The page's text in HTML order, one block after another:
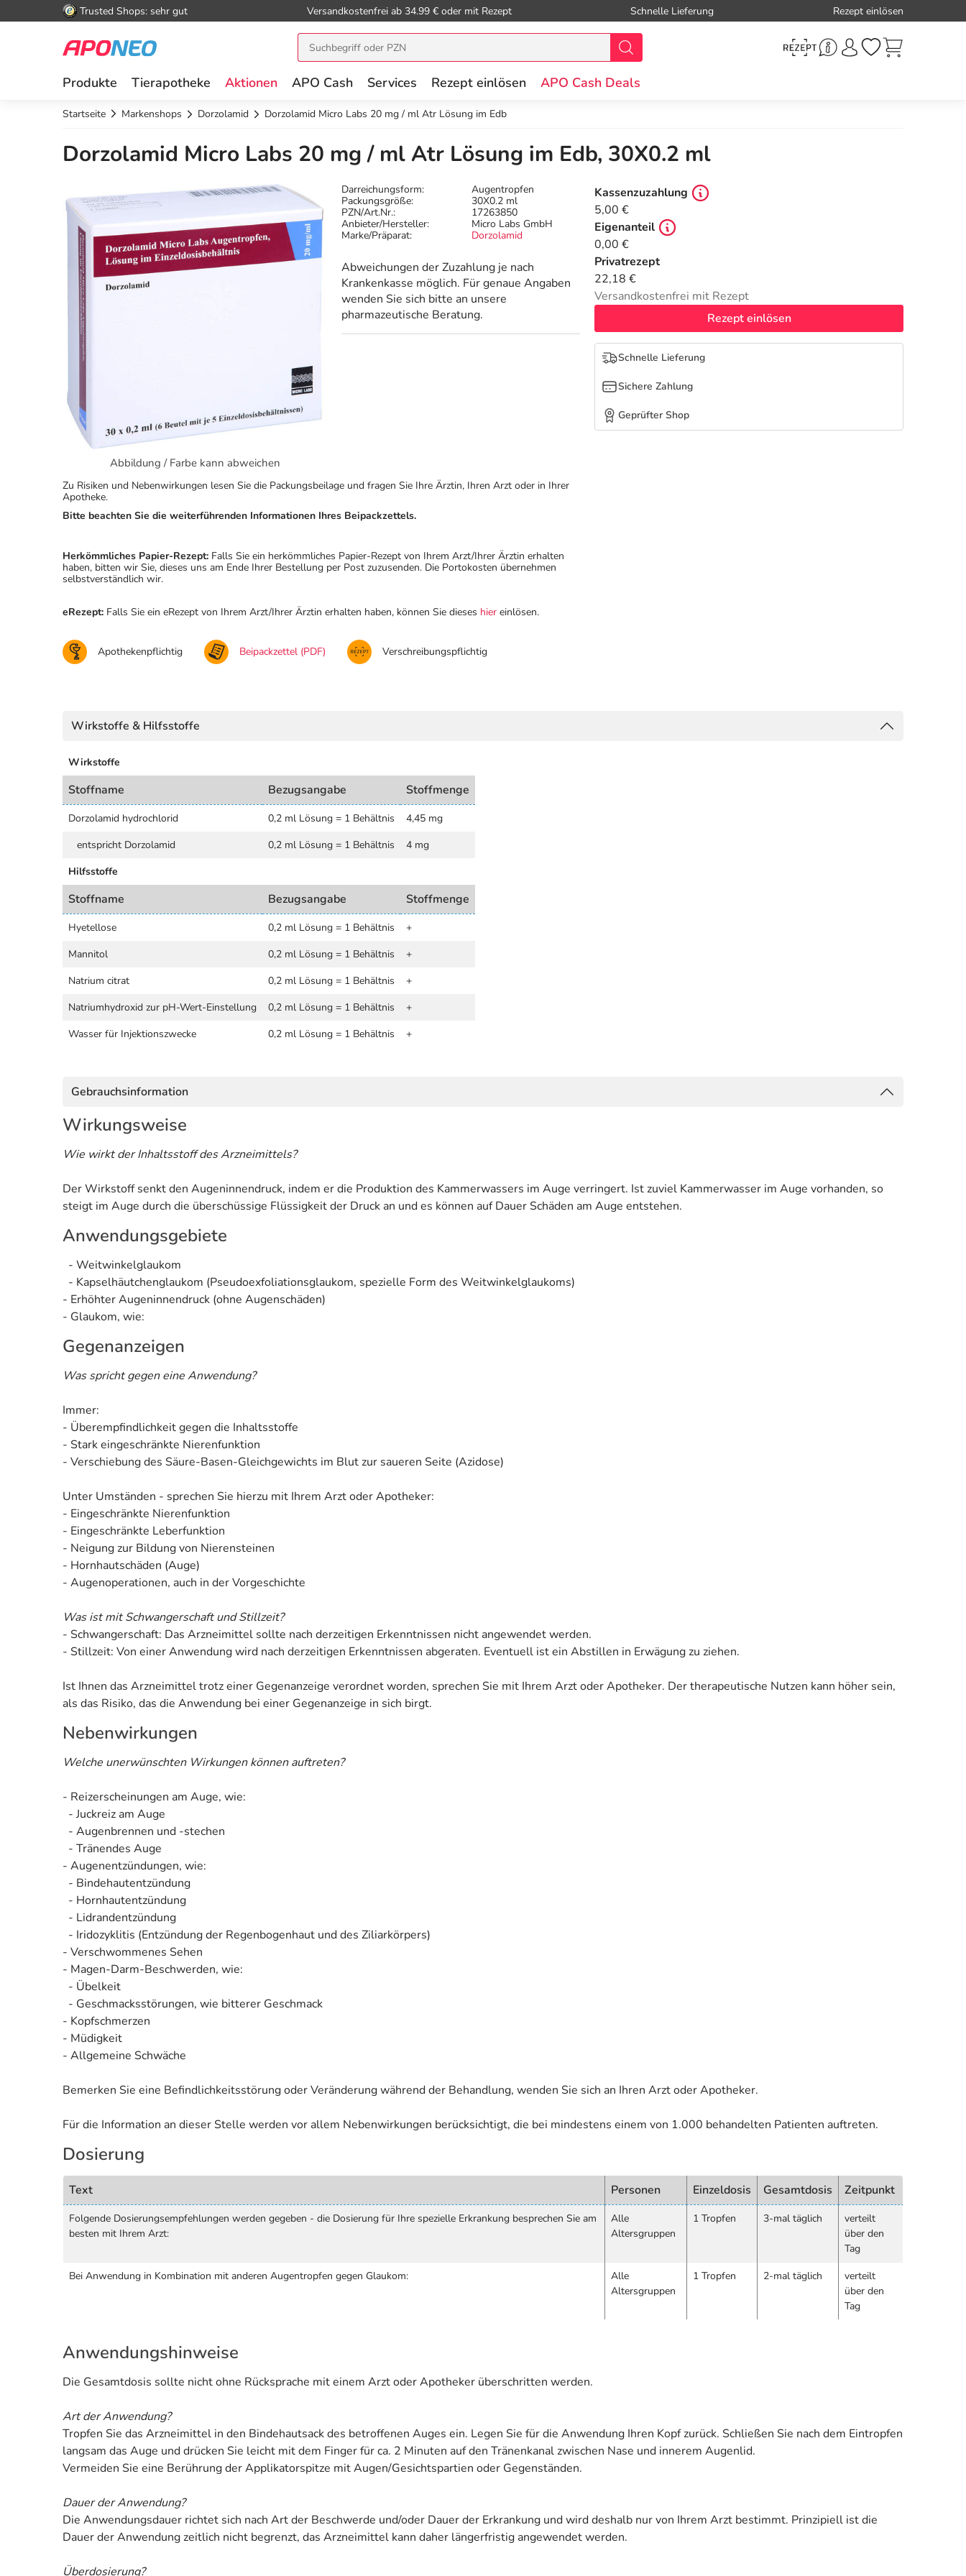
Trusted Shops: sehr gut Versandkostenfrei ab 34.99 € oder mit Rezept Schnelle Lieferung Rezept einlösen
Produkte Tierapotheke Aktionen APO Cash Services Rezept einlösen APO Cash Deals
Startseite Markenshops Dorzolamid Dorzolamid Micro Labs 20 mg / ml Atr Lösung im Edb
Dorzolamid Micro Labs 20 mg / ml Atr Lösung im Edb, 30X0.2 ml
Abbildung / Farbe kann abweichen
Darreichungsform:
Augentropfen
Packungsgröße:
30X0.2 ml
PZN/Art.Nr.:
17263850
Anbieter/Hersteller:
Micro Labs GmbH
Marke/Präparat:
Dorzolamid
Abweichungen der Zuzahlung je nach
Krankenkasse möglich. Für genaue Angaben
wenden Sie sich bitte an unsere
pharmazeutische Beratung.
Kassenzuzahlung
5,00 €
Eigenanteil
0,00 €
Privatrezept
22,18 €
Versandkostenfrei mit Rezept
Rezept einlösen
Schnelle Lieferung
Sichere Zahlung
Geprüfter Shop
Zu Risiken und Nebenwirkungen lesen Sie die Packungsbeilage und fragen Sie Ihre Ärztin, Ihren Arzt oder in Ihrer
Apotheke.
Bitte beachten Sie die weiterführenden Informationen Ihres Beipackzettels.
Herkömmliches Papier-Rezept: Falls Sie ein herkömmliches Papier-Rezept von Ihrem Arzt/Ihrer Ärztin erhalten
haben, bitten wir Sie, dieses uns am Ende Ihrer Bestellung per Post zuzusenden. Die Portokosten übernehmen
selbstverständlich wir.
eRezept: Falls Sie ein eRezept von Ihrem Arzt/Ihrer Ärztin erhalten haben, können Sie dieses hier einlösen.
Apothekenpflichtig Beipackzettel (PDF) Verschreibungspflichtig
Wirkstoffe & Hilfsstoffe
Wirkstoffe
Stoffname Bezugsangabe Stoffmenge
Dorzolamid hydrochlorid 0,2 ml Lösung = 1 Behältnis
4,45 mg
entspricht Dorzolamid
0,2 ml Lösung = 1 Behältnis
4 mg
Hilfsstoffe
Stoffname Bezugsangabe Stoffmenge
Hyetellose 0,2 ml Lösung = 1 Behältnis
+
Mannitol
0,2 ml Lösung = 1 Behältnis
+
Natrium citrat
0,2 ml Lösung = 1 Behältnis
+
Natriumhydroxid zur pH-Wert-Einstellung
0,2 ml Lösung = 1 Behältnis
+
Wasser für Injektionszwecke
0,2 ml Lösung = 1 Behältnis +
Gebrauchsinformation
Wirkungsweise
Wie wirkt der Inhaltsstoff des Arzneimittels?
Der Wirkstoff senkt den Augeninnendruck, indem er die Produktion des Kammerwassers im Auge verringert. Ist zuviel Kammerwasser im Auge vorhanden, so
steigt im Auge durch die überschüssige Flüssigkeit der Druck an und es können auf Dauer Schäden am Auge entstehen.
Anwendungsgebiete
- Weitwinkelglaukom
- Kapselhäutchenglaukom (Pseudoexfoliationsglaukom, spezielle Form des Weitwinkelglaukoms)
- Erhöhter Augeninnendruck (ohne Augenschäden)
- Glaukom, wie:
Gegenanzeigen
Was spricht gegen eine Anwendung?
Immer:
- Überempfindlichkeit gegen die Inhaltsstoffe
- Stark eingeschränkte Nierenfunktion
- Verschiebung des Säure-Basen-Gleichgewichts im Blut zur saueren Seite (Azidose)
Unter Umständen - sprechen Sie hierzu mit Ihrem Arzt oder Apotheker:
- Eingeschränkte Nierenfunktion
- Eingeschränkte Leberfunktion
- Neigung zur Bildung von Nierensteinen
- Hornhautschäden (Auge)
- Augenoperationen, auch in der Vorgeschichte
Was ist mit Schwangerschaft und Stillzeit?
- Schwangerschaft: Das Arzneimittel sollte nach derzeitigen Erkenntnissen nicht angewendet werden.
- Stillzeit: Von einer Anwendung wird nach derzeitigen Erkenntnissen abgeraten. Eventuell ist ein Abstillen in Erwägung zu ziehen.
Ist Ihnen das Arzneimittel trotz einer Gegenanzeige verordnet worden, sprechen Sie mit Ihrem Arzt oder Apotheker. Der therapeutische Nutzen kann höher sein,
als das Risiko, das die Anwendung bei einer Gegenanzeige in sich birgt.
Nebenwirkungen
Welche unerwünschten Wirkungen können auftreten?
- Reizerscheinungen am Auge, wie:
- Juckreiz am Auge
- Augenbrennen und -stechen
- Tränendes Auge
- Augenentzündungen, wie:
- Bindehautentzündung
- Hornhautentzündung
- Lidrandentzündung
- Iridozyklitis (Entzündung der Regenbogenhaut und des Ziliarkörpers)
- Verschwommenes Sehen
- Magen-Darm-Beschwerden, wie:
- Übelkeit
- Geschmacksstörungen, wie bitterer Geschmack
- Kopfschmerzen
- Müdigkeit
- Allgemeine Schwäche
Bemerken Sie eine Befindlichkeitsstörung oder Veränderung während der Behandlung, wenden Sie sich an Ihren Arzt oder Apotheker.
Für die Information an dieser Stelle werden vor allem Nebenwirkungen berücksichtigt, die bei mindestens einem von 1.000 behandelten Patienten auftreten.
Dosierung
Text Personen Einzeldosis Gesamtdosis Zeitpunkt
Folgende Dosierungsempfehlungen werden gegeben - die Dosierung für Ihre spezielle Erkrankung besprechen Sie am
besten mit Ihrem Arzt:
Alle
Altersgruppen
1 Tropfen 3-mal täglich
verteilt
über den
Tag
Bei Anwendung in Kombination mit anderen Augentropfen gegen Glaukom:
Alle
Altersgruppen
1 Tropfen 2-mal täglich
verteilt
über den
Tag
Anwendungshinweise
Die Gesamtdosis sollte nicht ohne Rücksprache mit einem Arzt oder Apotheker überschritten werden.
Art der Anwendung?
Tropfen Sie das Arzneimittel in den Bindehautsack des betroffenen Auges ein. Legen Sie für die Anwendung Ihren Kopf zurück. Schließen Sie nach dem Eintropfen
langsam das Auge und drücken Sie leicht mit dem Finger für ca. 2 Minuten auf den Tränenkanal zwischen Nase und innerem Augenlid.
Vermeiden Sie eine Berührung der Applikatorspitze mit Augen/Gesichtspartien oder Gegenständen.
Dauer der Anwendung?
Die Anwendungsdauer richtet sich nach Art der Beschwerde und/oder Dauer der Erkrankung und wird deshalb nur von Ihrem Arzt bestimmt. Prinzipiell ist die
Dauer der Anwendung zeitlich nicht begrenzt, das Arzneimittel kann daher längerfristig angewendet werden.
Überdosierung?